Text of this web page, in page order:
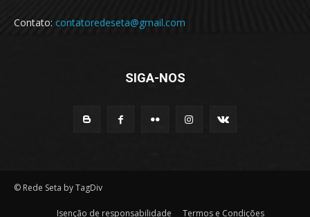
Contato: contatoredeseta@gmail.com
SIGA-NOS
© Rede Seta by TagDiv
Isenção de responsabilidade Termos e Condições